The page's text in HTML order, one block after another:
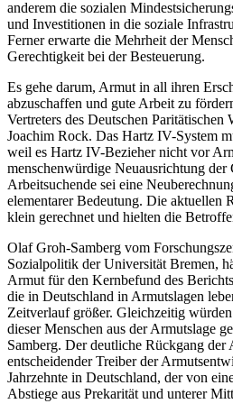
anderem die sozialen
und Investitionen in die soziale
Ferner erwarte die Mehrheit der
Gerechtigkeit bei der Besteuerung.
Es gehe darum, Armut in all ihren
abzuschaffen und gute Arbeit zu
Vertreters des Deutschen Paritätischen
Joachim Rock. Das Hartz IV-System
weil es Hartz IV-Bezieher nicht vor
menschenwürdige Neuausrichtung
Arbeitsuchende sei eine
elementarer Bedeutung. Die aktuellen
klein gerechnet und hielten die
Olaf Groh-Samberg vom
Sozialpolitik der Universität Bremen,
Armut für den Kernbefund des
die in Deutschland in Armutslagen
Zeitverlauf größer. Gleichzeitig
dieser Menschen aus der Armutslage
Samberg. Der deutliche Rückgang der
entscheidender Treiber der
Jahrzehnte in Deutschland, der von
Abstiege aus Prekarität und unterer